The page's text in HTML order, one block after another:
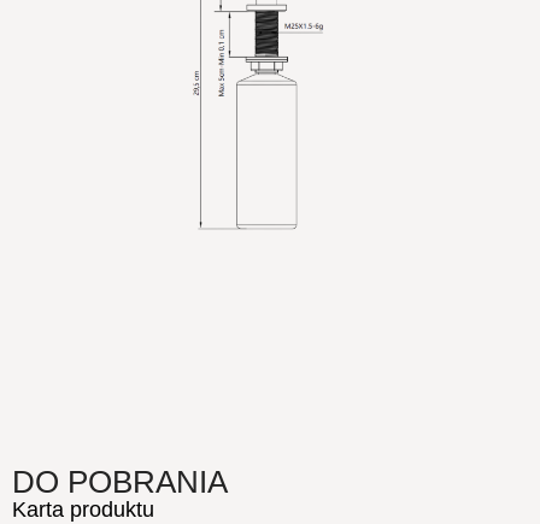
DO POBRANIA
Karta produktu